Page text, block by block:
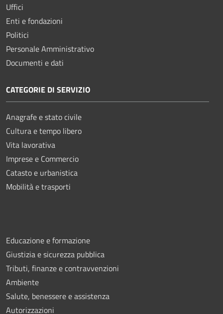
Uffici
Enti e fondazioni
Politici
Personale Amministrativo
Documenti e dati
CATEGORIE DI SERVIZIO
Anagrafe e stato civile
Cultura e tempo libero
Vita lavorativa
Imprese e Commercio
Catasto e urbanistica
Mobilità e trasporti
Educazione e formazione
Giustizia e sicurezza pubblica
Tributi, finanze e contravvenzioni
Ambiente
Salute, benessere e assistenza
Autorizzazioni